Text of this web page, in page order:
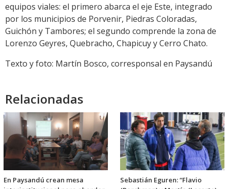
equipos viales: el primero abarca el eje Este, integrado
por los municipios de Porvenir, Piedras Coloradas,
Guichón y Tambores; el segundo comprende la zona de
Lorenzo Geyres, Quebracho, Chapicuy y Cerro Chato.
Texto y foto: Martín Bosco, corresponsal en Paysandú
Relacionadas
En Paysandú crean mesa
Sebastián Eguren: “Flavio